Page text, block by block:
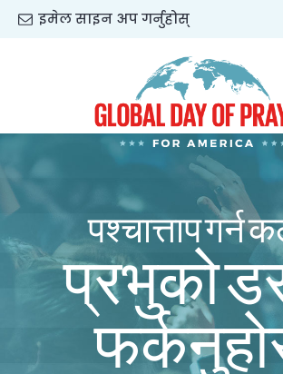
इमेल साइन अप गर्नुहोस्
पश्चात्ताप गर्न
प्रभुको